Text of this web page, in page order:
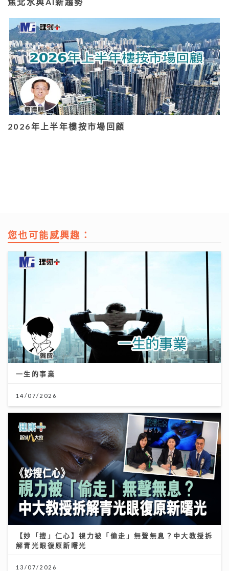
2026年上半年樓按市場回顧
您也可能感興趣：
一生的事業
14/07/2026
【妙「搜」仁心】視力被「偷走」無聲無息？中大教授拆
解青光眼復原新曙光
13/07/2026